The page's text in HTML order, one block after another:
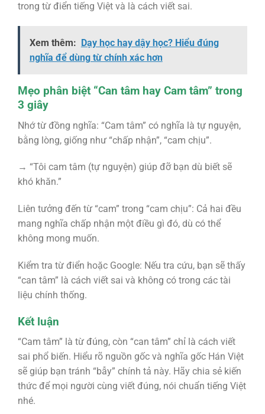
trong từ điển tiếng Việt và là cách viết sai.
Xem thêm: Dạy học hay dậy học? Hiểu đúng
nghĩa để dùng từ chính xác hơn
Mẹo phân biệt “Can tâm hay Cam tâm” trong
3 giây
Nhớ từ đồng nghĩa: “Cam tâm” có nghĩa là tự nguyện,
bằng lòng, giống như “chấp nhận”, “cam chịu”.
→ “Tôi cam tâm (tự nguyện) giúp đỡ bạn dù biết sẽ
khó khăn.”
Liên tưởng đến từ “cam” trong “cam chịu”: Cả hai đều
mang nghĩa chấp nhận một điều gì đó, dù có thể
không mong muốn.
Kiểm tra từ điển hoặc Google: Nếu tra cứu, bạn sẽ thấy
“can tâm” là cách viết sai và không có trong các tài
liệu chính thống.
Kết luận
“Cam tâm” là từ đúng, còn “can tâm” chỉ là cách viết
sai phổ biến. Hiểu rõ nguồn gốc và nghĩa gốc Hán Việt
sẽ giúp bạn tránh “bẫy” chính tả này. Hãy chia sẻ kiến
thức để mọi người cùng viết đúng, nói chuẩn tiếng Việt
nhé.